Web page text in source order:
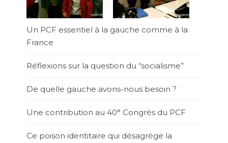
Un PCF essentiel à la gauche comme à la
France
Réflexions sur la question du “socialisme”
De quelle gauche avons-nous besoin ?
Une contribution au 40° Congrès du PCF
Ce poison identitaire qui désagrège la